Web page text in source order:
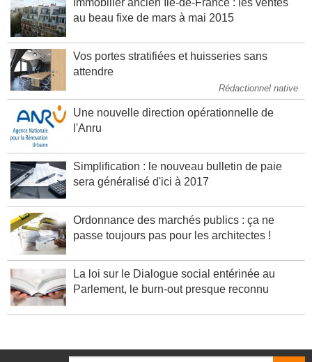
Immobilier ancien Ile-de-France : les ventes
au beau fixe de mars à mai 2015
Vos portes stratifiées et huisseries sans
attendre
Rédactionnel native
Une nouvelle direction opérationnelle de
l'Anru
Simplification : le nouveau bulletin de paie
sera généralisé d'ici à 2017
Ordonnance des marchés publics : ça ne
passe toujours pas pour les architectes !
La loi sur le Dialogue social entérinée au
Parlement, le burn-out presque reconnu